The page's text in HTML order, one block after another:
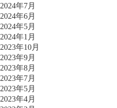
2024年7月
2024年6月
2024年5月
2024年1月
2023年10月
2023年9月
2023年8月
2023年7月
2023年5月
2023年4月